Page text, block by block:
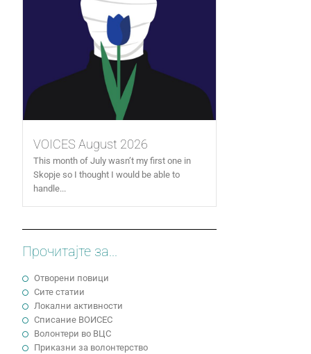
VOICES August 2026
This month of July wasn’t my first one in
Skopje so I thought I would be able to
handle...
Прочитајте за...
Отворени повици
Сите статии
Локални активности
Cписание ВОИСЕС
Волонтери во ВЦС
Приказни за волонтерство